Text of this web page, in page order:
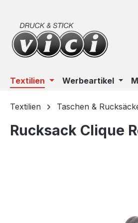
Textilien Werbeartikel
Textilien Taschen &
Rucksack Clique